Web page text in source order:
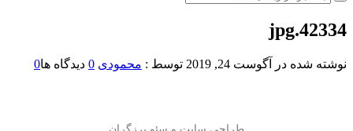
42334.jpg
نوشته شده در آگوست 24, 2019 توسط : محمودی 0 دیدگاه ها0